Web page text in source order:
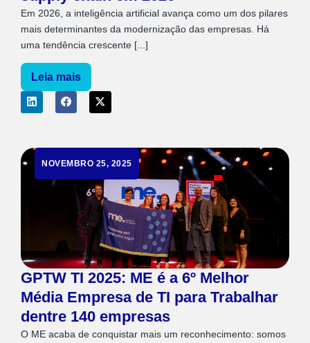
Em 2026, a inteligência artificial avança como um dos pilares
mais determinantes da modernização das empresas. Há
uma tendência crescente [...]
Leia mais
NOVEMBRO 25, 2025
GPTW TI 2025: ME é a 6º Melhor
Média Empresa de TI para Trabalhar
dentre 140 empresas
O ME acaba de conquistar mais um reconhecimento: somos